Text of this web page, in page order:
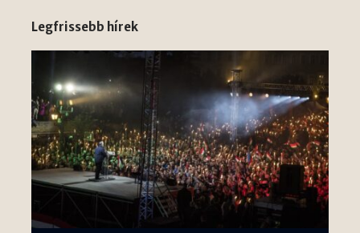
Legfrissebb hírek